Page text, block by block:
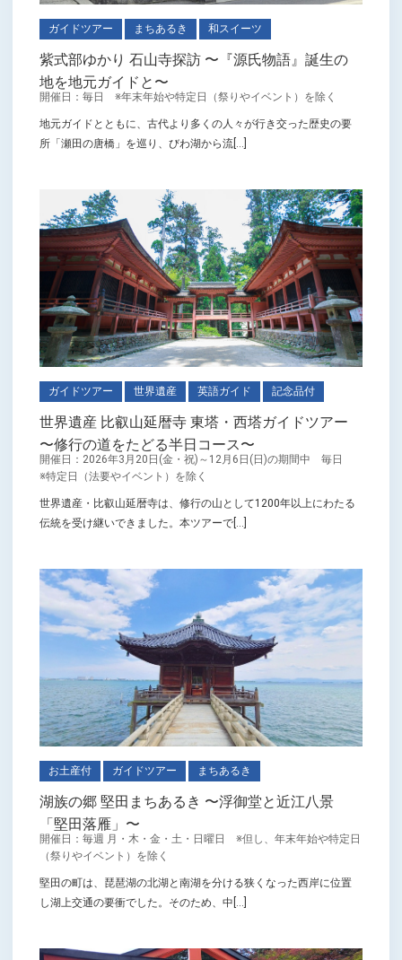
ガイドツアー まちあるき 和スイーツ
紫式部ゆかり 石山寺探訪 〜『源氏物語』誕生の
地を地元ガイドと〜
開催日：毎日 ※年末年始や特定日（祭りやイベント）を除く
地元ガイドとともに、古代より多くの人々が行き交った歴史の要
所「瀬田の唐橋」を巡り、びわ湖から流[...]
ガイドツアー 世界遺産 英語ガイド 記念品付
世界遺産 比叡山延暦寺 東塔・西塔ガイドツアー
〜修行の道をたどる半日コース〜
開催日：2026年3月20日(金・祝)～12月6日(日)の期間中 毎日
※特定日（法要やイベント）を除く
世界遺産・比叡山延暦寺は、修行の山として1200年以上にわたる
伝統を受け継いできました。本ツアーで[...]
お土産付 ガイドツアー まちあるき
湖族の郷 堅田まちあるき 〜浮御堂と近江八景
「堅田落雁」〜
開催日：毎週 月・木・金・土・日曜日 ※但し、年末年始や特定日
（祭りやイベント）を除く
堅田の町は、琵琶湖の北湖と南湖を分ける狭くなった西岸に位置
し湖上交通の要衝でした。そのため、中[...]